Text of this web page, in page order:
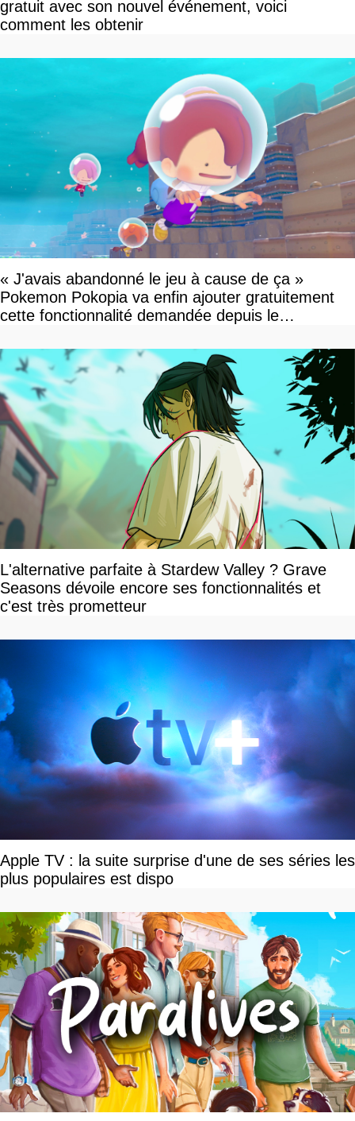
gratuit avec son nouvel événement, voici
comment les obtenir
« J'avais abandonné le jeu à cause de ça »
Pokemon Pokopia va enfin ajouter gratuitement
cette fonctionnalité demandée depuis le
L'alternative parfaite à Stardew Valley ? Grave
Seasons dévoile encore ses fonctionnalités et
c'est très prometteur
Apple TV : la suite surprise d'une de ses séries les
plus populaires est dispo